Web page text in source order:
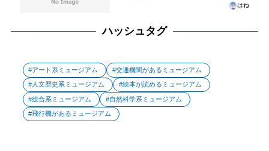
はね
ハッシュタグ
アート系ミュージアム 交通機関があるミュージアム
人文歴史系ミュージアム 絵本が読めるミュージアム
総合系ミュージアム 自然科学系ミュージアム
飛行機があるミュージアム